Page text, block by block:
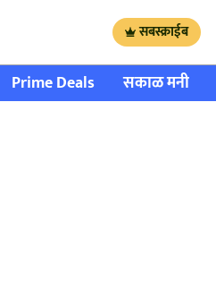
सबस्क्राईब
Prime Deals सकाळ मनी